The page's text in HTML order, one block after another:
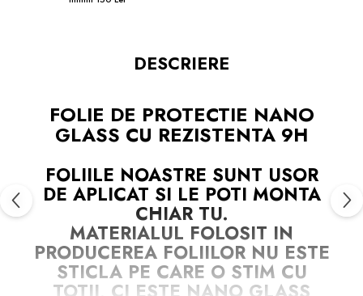
DESCRIERE
FOLIE DE PROTECTIE NANO
GLASS CU REZISTENTA 9H
FOLIILE NOASTRE SUNT USOR
DE APLICAT SI LE POTI MONTA
CHIAR TU.
MATERIALUL FOLOSIT IN
PRODUCEREA FOLIILOR NU ESTE
STICLA PE CARE O STIM CU